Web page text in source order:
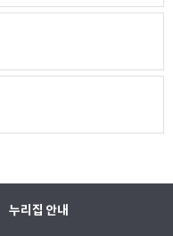
누리집 안내